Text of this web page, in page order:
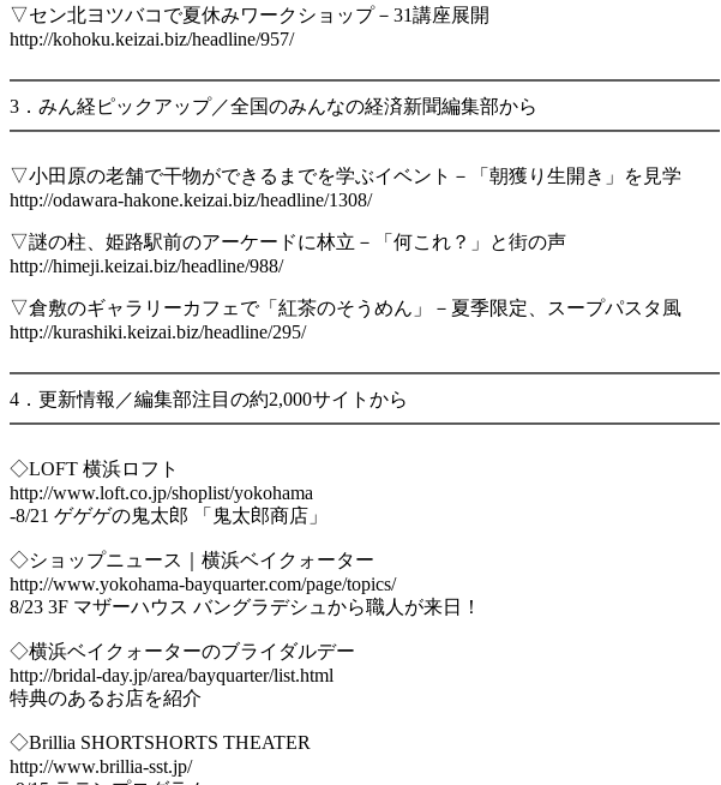
▽セン北ヨツバコで夏休みワークショップ－31講座展開
http://kohoku.keizai.biz/headline/957/
━━━━━━━━━━━━━━━━━━━━━━━━━━━━━━━━━━━━━
3．みん経ピックアップ／全国のみんなの経済新聞編集部から
━━━━━━━━━━━━━━━━━━━━━━━━━━━━━━━━━━━━━
▽小田原の老舗で干物ができるまでを学ぶイベント－「朝獲り生開き」を見学
http://odawara-hakone.keizai.biz/headline/1308/
▽謎の柱、姫路駅前のアーケードに林立－「何これ？」と街の声
http://himeji.keizai.biz/headline/988/
▽倉敷のギャラリーカフェで「紅茶のそうめん」－夏季限定、スープパスタ風
http://kurashiki.keizai.biz/headline/295/
━━━━━━━━━━━━━━━━━━━━━━━━━━━━━━━━━━━━━
4．更新情報／編集部注目の約2,000サイトから
━━━━━━━━━━━━━━━━━━━━━━━━━━━━━━━━━━━━━
◇LOFT 横浜ロフト
http://www.loft.co.jp/shoplist/yokohama
-8/21 ゲゲゲの鬼太郎 「鬼太郎商店」
◇ショップニュース｜横浜ベイクォーター
http://www.yokohama-bayquarter.com/page/topics/
8/23 3F マザーハウス バングラデシュから職人が来日！
◇横浜ベイクォーターのブライダルデー
http://bridal-day.jp/area/bayquarter/list.html
特典のあるお店を紹介
◇Brillia SHORTSHORTS THEATER
http://www.brillia-sst.jp/